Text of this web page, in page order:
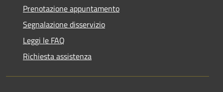
Prenotazione appuntamento
Segnalazione disservizio
Leggi le FAQ
Richiesta assistenza